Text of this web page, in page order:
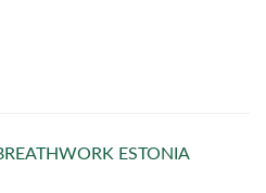
ESTONIA